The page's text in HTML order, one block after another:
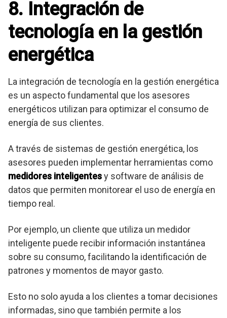
8. Integración de
tecnología en la gestión
energética
La integración de tecnología en la gestión energética
es un aspecto fundamental que los asesores
energéticos utilizan para optimizar el consumo de
energía de sus clientes.
A través de sistemas de gestión energética, los
asesores pueden implementar herramientas como
medidores inteligentesy software de análisis de
datos que permiten monitorear el uso de energía en
tiempo real.
Por ejemplo, un cliente que utiliza un medidor
inteligente puede recibir información instantánea
sobre su consumo, facilitando la identificación de
patrones y momentos de mayor gasto.
Esto no solo ayuda a los clientes a tomar decisiones
informadas, sino que también permite a los